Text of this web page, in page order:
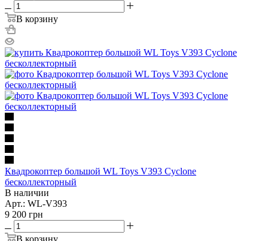
В корзину
Квадрокоптер большой WL Toys V393 Cyclone
бесколлекторный
В наличии
Арт.: WL-V393
9 200 грн
В корзину